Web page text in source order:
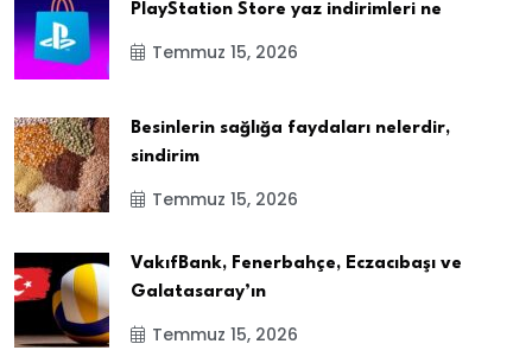
PlayStation Store yaz indirimleri ne
Temmuz 15, 2026
Besinlerin sağlığa faydaları nelerdir,
sindirim
Temmuz 15, 2026
VakıfBank, Fenerbahçe, Eczacıbaşı ve
Galatasaray’ın
Temmuz 15, 2026